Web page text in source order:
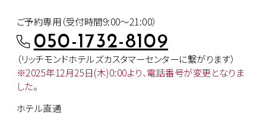
ご予約専用（受付時間9:00～21:00）
050-1732-8109
（リッチモンドホテルズカスタマーセンターに繋がります）
※2025年12月25日(木)0:00より、電話番号が変更となりま
した。
ホテル直通